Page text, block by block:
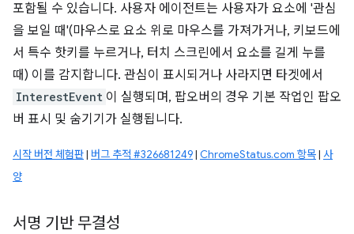
포함될 수 있습니다. 사용자 에이전트는 사용자가 요소에 '관심
을 보일 때'(마우스로 요소 위로 마우스를 가져가거나, 키보드에
서 특수 핫키를 누르거나, 터치 스크린에서 요소를 길게 누를
때) 이를 감지합니다. 관심이 표시되거나 사라지면 타겟에서
InterestEvent 이 실행되며, 팝오버의 경우 기본 작업인 팝오
버 표시 및 숨기기가 실행됩니다.
시작 버전 체험판| 버그 추적 #326681249| ChromeStatus.com 항목| 사
양
서명 기반 무결성